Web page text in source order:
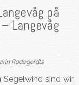
på
Langevåg
Rodegerdts
Segelwind sind wir